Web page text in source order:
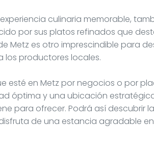
culinaria memorable,
por sus platos refinados que
Metz es otro imprescindible para
los productores locales.
esté en Metz por negocios o por
óptima y una ubicación
para ofrecer. Podrá así descubrir
de una estancia agradable